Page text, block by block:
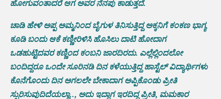
ಹೋಗುವಂತಾದರೆ ಆಗ ಅವರ ನೆನಪು ಕಾಡುತ್ತದೆ.
ಚಾಡಿ ಹೇಳಿ ಅಪ್ಪ ಅಮ್ಮನಿಂದ ಬೈಗುಳ ತಿನಿಸುತ್ತಿದ್ದ ಅಕ್ಕನಿಗೆ ಕಂಕಣ ಭಾಗ್ಯ
ಕೂಡಿ ಬಂದು ಆಕೆ ಕಣ್ಣೀರಿಳಿಸಿ ಹೊಸಿಲು ದಾಟಿ ಹೋದಾಗ
ಒಡಹುಟ್ಟಿದವರ ಕಣ್ಣಿಂದ ಕಂಬನಿ ಜಾರದಿರದು. ಎಲ್ಲೆಲ್ಲಿಂದಲೋ
ಬಂದಿದ್ದರೂ ಒಂದೇ ಸೂರಿನಡಿ ದಿನ ಕಳೆಯುತ್ತಿದ್ದ ಹಾಸ್ಟೆಲ್ ವಿದ್ಯಾರ್ಥಿಗಳು
ಕೊನೆಗೊಂದು ದಿನ ಅಗಲಲೇ ಬೇಕಾದಾಗ ಅಪ್ಪಿಕೊಂಡು ಪ್ರೀತಿ
ಸ್ಫುರಿಸುವುದಿದೆಯಲ್ಲಾ.., ಅದು ಇದ್ದಾಗ ಇರದಿದ್ದ ಪ್ರೀತಿ, ಮಮಕಾರ